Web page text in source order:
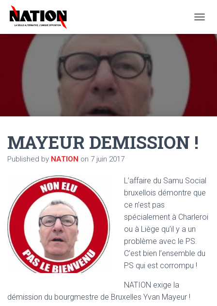
U
M
V
T
MAYEUR DEMISSION !
Published by NATION on 7 juin 2017
L’affaire du Samu Social
bruxellois démontre que
ce n’est pas
spécialement à Charleroi
ou à Liège qu’il y a un
problème avec le PS.
C’est bien l’ensemble du
PS qui est corrompu !
NATION exige la
démission du bourgmestre de Bruxelles Yvan Mayeur !